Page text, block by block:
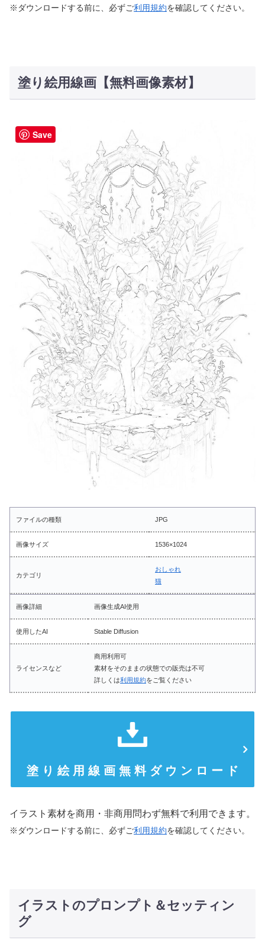
※ダウンロードする前に、必ずご利用規約を確認してください。
塗り絵用線画【無料画像素材】
ファイルの種類 JPG
画像サイズ 1536×1024
カテゴリ
おしゃれ
猫
画像詳細 画像生成AI使用
使用したAI Stable Diffusion
ライセンスなど
商用利用可
素材をそのままの状態での販売は不可
詳しくは利用規約をご覧ください
塗 り 絵 用 線 画 無 料 ダ ウ ン ロ ー ド
イラスト素材を商用・非商用問わず無料で利用できます。
※ダウンロードする前に、必ずご利用規約を確認してください。
イラストのプロンプト＆セッティン
グ
Save